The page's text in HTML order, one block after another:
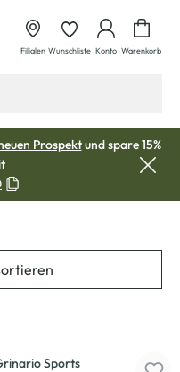
Filialen Wunschliste Konto Warenkorb
Prospektund spare 15%
Sports